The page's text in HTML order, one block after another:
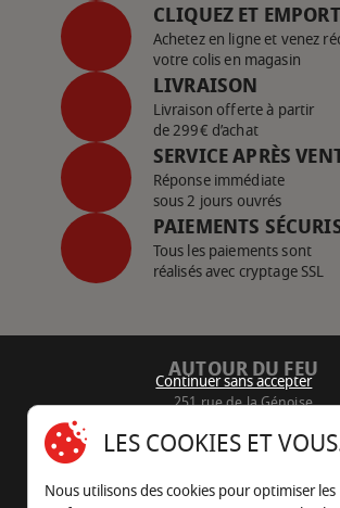
CLIQUEZ ET
Achetez en ligne et venez
votre colis en magasin
LIVRAISON
Livraison offerte à partir
de 299€ d’achat
SERVICE APRÈS
Réponse immédiate
sous 2 jours ouvrés
PAIEMENTS
Tous les paiements sont
réalisés avec cryptage SSL
AUTOUR DU FEU
251 rue de la Génoise
05 45 22 98 09
Nous envoyer un e-mail
Continuer sans accepter
LES COOKIES ET
Nous utilisons des cookies pour optimiser les